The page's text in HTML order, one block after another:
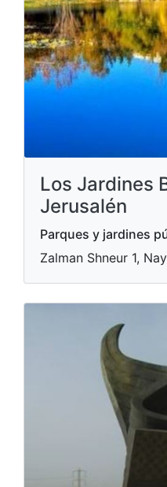
Los Jardines
Jerusalén
Parques y jardines
Zalman Shneur 1,